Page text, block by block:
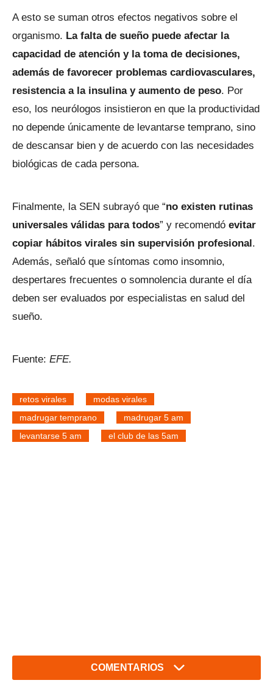
A esto se suman otros efectos negativos sobre el
organismo. La falta de sueño puede afectar la
capacidad de atención y la toma de decisiones,
además de favorecer problemas cardiovasculares,
resistencia a la insulina y aumento de peso. Por
eso, los neurólogos insistieron en que la productividad
no depende únicamente de levantarse temprano, sino
de descansar bien y de acuerdo con las necesidades
biológicas de cada persona.
Finalmente, la SEN subrayó que “no existen rutinas
universales válidas para todos” y recomendó evitar
copiar hábitos virales sin supervisión profesional.
Además, señaló que síntomas como insomnio,
despertares frecuentes o somnolencia durante el día
deben ser evaluados por especialistas en salud del
sueño.
Fuente: EFE.
retos virales
modas virales
madrugar temprano
madrugar 5 am
levantarse 5 am
el club de las 5am
COMENTARIOS